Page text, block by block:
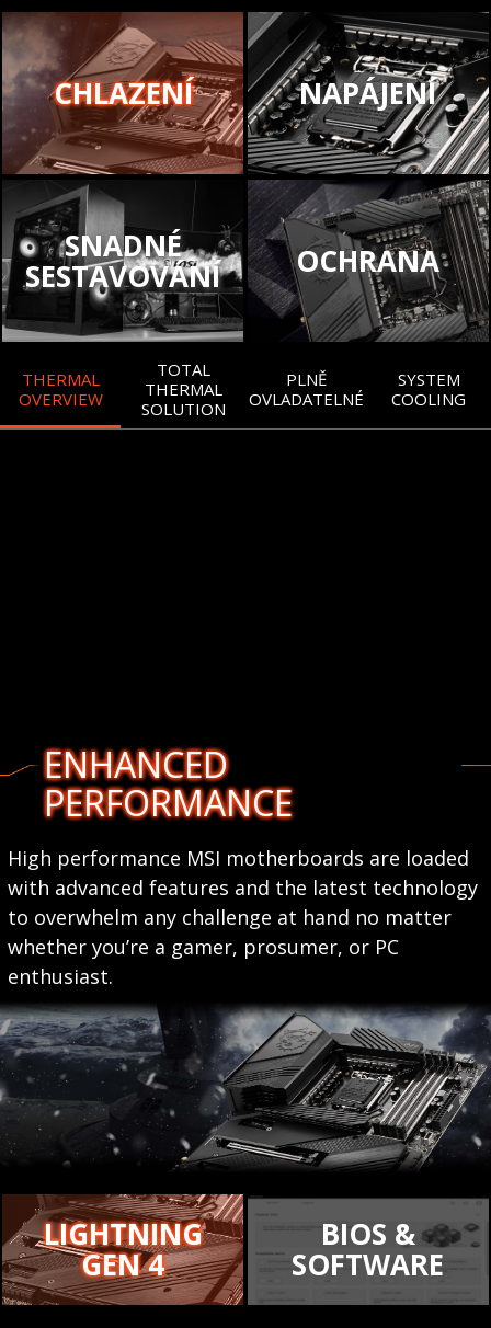
CHLAZENÍ NAPÁJENÍ
SNADNÉ
SESTAVOVÁNÍ OCHRANA
THERMAL
OVERVIEW
TOTAL
THERMAL
SOLUTION
PLNĚ
OVLADATELNÉ
SYSTEM
COOLING
ENHANCED
PERFORMANCE
High performance MSI motherboards are loaded
with advanced features and the latest technology
to overwhelm any challenge at hand no matter
whether you’re a gamer, prosumer, or PC
enthusiast.
LIGHTNING
GEN 4
BIOS &
SOFTWARE